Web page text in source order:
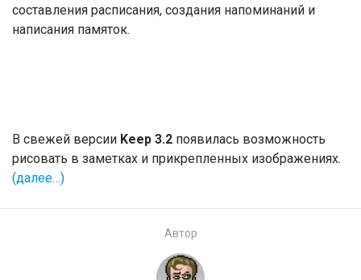
составления расписания, создания напоминаний и
написания памяток.
В свежей версии Keep 3.2 появилась возможность
рисовать в заметках и прикрепленных изображениях.
(далее…)
Автор